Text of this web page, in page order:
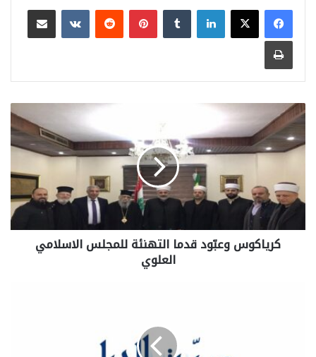
لينكدإن بينتيريست مشاركة عبر البريد
طباعة
كرياكوس وعبّود قدما التهنئة للمجلس الاسلامي
العلوي